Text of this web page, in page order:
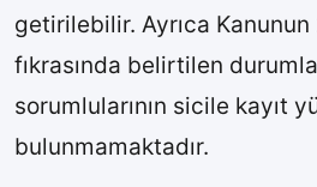
getirilebilir. Ayrıca
fıkrasında belirtilen
sorumlularının sicile kayıt
bulunmamaktadır.